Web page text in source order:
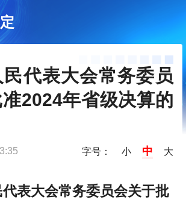
代表大会常务委员
2024年省级决算的
字号： 小 中 大
表大会常务委员会关于批